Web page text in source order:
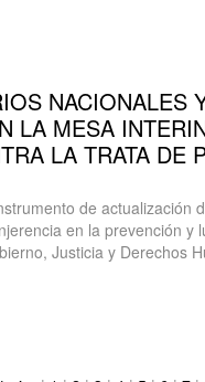
NACIONALES
LA MESA
LA TRATA DE
de actualización
en la prevención y
Justicia y Derechos